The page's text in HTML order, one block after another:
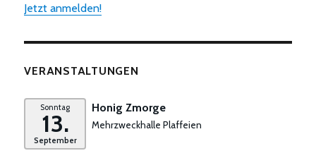
Jetzt anmelden!
VERANSTALTUNGEN
Sonntag
13.
September
Honig Zmorge
Mehrzweckhalle Plaffeien